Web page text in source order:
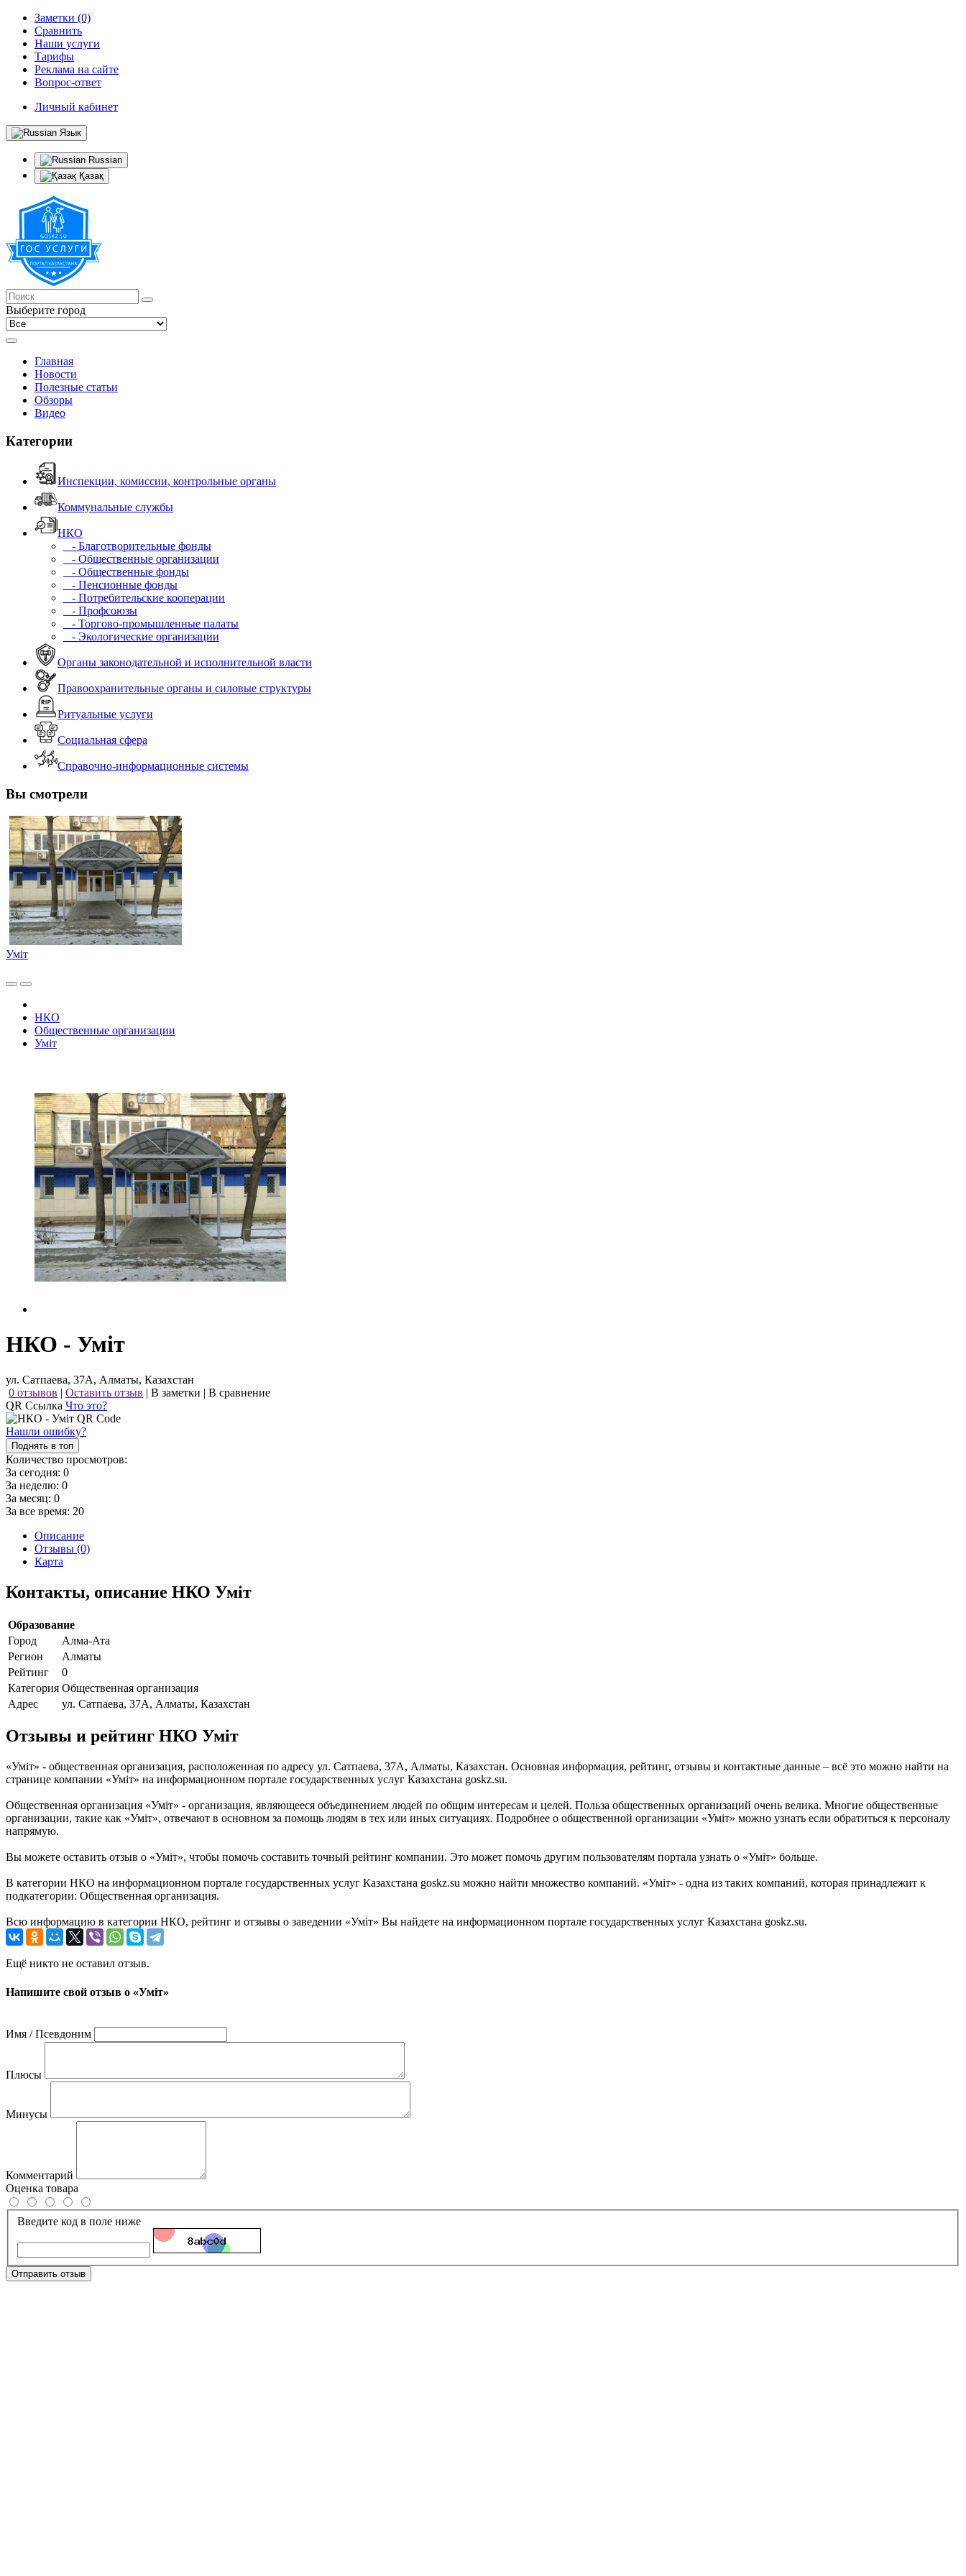
Заметки (0)
Сравнить
Наши услуги
Тарифы
Реклама на сайте
Вопрос-ответ
Личный кабинет
Язык
Russian
Қазақ
Выберите город
Главная
Новости
Полезные статьи
Обзоры
Видео
Категории
Инспекции, комиссии, контрольные органы
Коммунальные службы
НКО
- Благотворительные фонды
- Общественные организации
- Общественные фонды
- Пенсионные фонды
- Потребительские кооперации
- Профсоюзы
- Торгово-промышленные палаты
- Экологические организации
Органы законодательной и исполнительной власти
Правоохранительные органы и силовые структуры
Ритуальные услуги
Социальная сфера
Справочно-информационные системы
Вы смотрели
Уміт
НКО
Общественные организации
Уміт
НКО - Уміт
ул. Сатпаева, 37А, Алматы, Казахстан
0 отзывов | Оставить отзыв | В заметки | В сравнение
QR Ссылка Что это?
Нашли ошибку?
Поднять в топ
Количество просмотров:
За сегодня: 0
За неделю: 0
За месяц: 0
За все время: 20
Описание
Отзывы (0)
Карта
Контакты, описание НКО Уміт
Образование
Город
Алма-Ата
Регион
Алматы
Рейтинг
0
Категория Общественная организация
Адрес
ул. Сатпаева, 37А, Алматы, Казахстан
Отзывы и рейтинг НКО Уміт
«Уміт» - общественная организация, расположенная по адресу ул. Сатпаева, 37А, Алматы, Казахстан. Основная информация, рейтинг, отзывы и контактные данные – всё это можно найти на
странице компании «Уміт» на информационном портале государственных услуг Казахстана goskz.su.
Общественная организация «Уміт» - организация, являющееся объединением людей по общим интересам и целей. Польза общественных организаций очень велика. Многие общественные
организации, такие как «Уміт», отвечают в основном за помощь людям в тех или иных ситуациях. Подробнее о общественной организации «Уміт» можно узнать если обратиться к персоналу
напрямую.
Вы можете оставить отзыв о «Уміт», чтобы помочь составить точный рейтинг компании. Это может помочь другим пользователям портала узнать о «Уміт» больше.
В категории НКО на информационном портале государственных услуг Казахстана goskz.su можно найти множество компаний. «Уміт» - одна из таких компаний, которая принадлежит к
подкатегории: Общественная организация.
Всю информацию в категории НКО, рейтинг и отзывы о заведении «Уміт» Вы найдете на информационном портале государственных услуг Казахстана goskz.su.
Ещё никто не оставил отзыв.
Напишите свой отзыв о «Уміт»
Имя / Псевдоним
Плюсы
Минусы
Комментарий
Оценка товара
Введите код в поле ниже
Отправить отзыв